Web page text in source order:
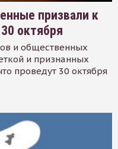
призвали к
октября
и общественных
и признанных
проведут 30 октября